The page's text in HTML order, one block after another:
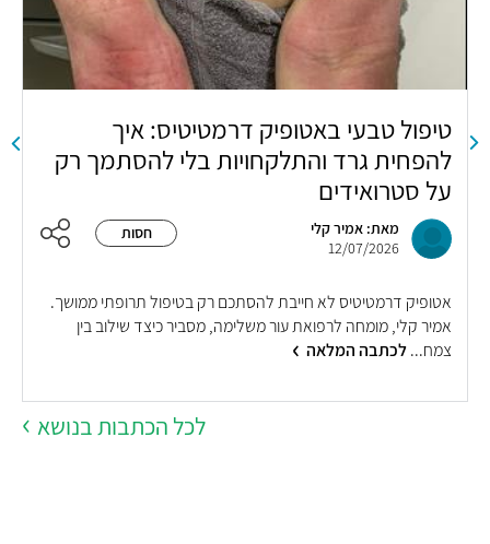
טיפול טבעי באטופיק דרמטיטיס: איך
להפחית גרד והתלקחויות בלי להסתמך רק
על סטרואידים
מאת: אמיר קלי
12/07/2026
חסות
אטופיק דרמטיטיס לא חייבת להסתכם רק בטיפול תרופתי ממושך.
אמיר קלי, מומחה לרפואת עור משלימה, מסביר כיצד שילוב בין
צמח...לכתבה המלאה
לכל הכתבות בנושא